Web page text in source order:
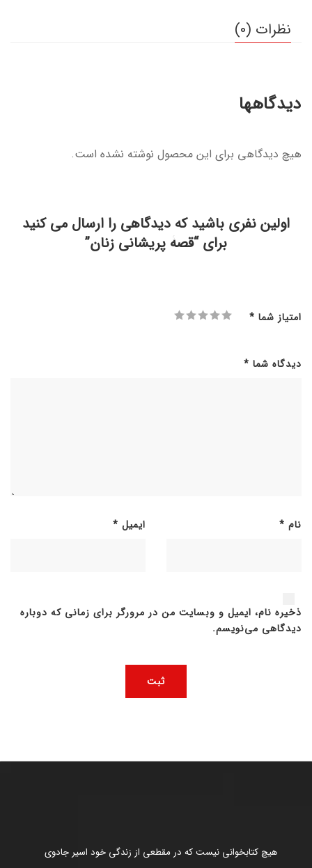
نظرات (0)
دیدگاهها
هیچ دیدگاهی برای این محصول نوشته نشده است.
اولین نفری باشید که دیدگاهی را ارسال می کنید
برای “قصۀ پریشانی زنان”
امتیاز شما *
دیدگاه شما *
نام * ایمیل *
ذخیره نام، ایمیل و وبسایت من در مرورگر برای زمانی که دوباره
دیدگاهی می‌نویسم.
هیچ کتابخوانی نیست که در مقطعی از زندگی خود اسیر جادوی